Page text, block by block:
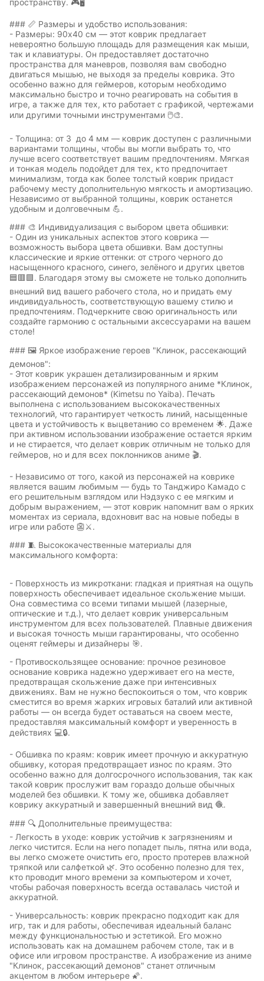
пространству. 🎮🖥️
### 📏 Размеры и удобство использования:
- Размеры: 90x40 см — этот коврик предлагает
невероятно большую площадь для размещения как мыши,
так и клавиатуры. Он предоставляет достаточно
пространства для маневров, позволяя вам свободно
двигаться мышью, не выходя за пределы коврика. Это
особенно важно для геймеров, которым необходимо
максимально быстро и точно реагировать на события в
игре, а также для тех, кто работает с графикой, чертежами
или другими точными инструментами 🖱️🎨.
- Толщина: от 3 до 4 мм — коврик доступен с различными
вариантами толщины, чтобы вы могли выбрать то, что
лучше всего соответствует вашим предпочтениям. Мягкая
и тонкая модель подойдет для тех, кто предпочитает
минимализм, тогда как более толстый коврик придаст
рабочему месту дополнительную мягкость и амортизацию.
Независимо от выбранной толщины, коврик останется
удобным и долговечным 💪.
### 🎨 Индивидуализация с выбором цвета обшивки:
- Один из уникальных аспектов этого коврика —
возможность выбора цвета обшивки. Вам доступны
классические и яркие оттенки: от строго черного до
насыщенного красного, синего, зелёного и других цветов
🟦🟥🟩. Благодаря этому вы сможете не только дополнить
внешний вид вашего рабочего стола, но и придать ему
индивидуальность, соответствующую вашему стилю и
предпочтениям. Подчеркните свою оригинальность или
создайте гармонию с остальными аксессуарами на вашем
столе!
### 🖼️ Яркое изображение героев "Клинок, рассекающий
демонов":
- Этот коврик украшен детализированным и ярким
изображением персонажей из популярного аниме *Клинок,
рассекающий демонов* (Kimetsu no Yaiba). Печать
выполнена с использованием высококачественных
технологий, что гарантирует четкость линий, насыщенные
цвета и устойчивость к выцветанию со временем 🌟. Даже
при активном использовании изображение остается ярким
и не стирается, что делает коврик отличным не только для
геймеров, но и для всех поклонников аниме 🎬.
- Независимо от того, какой из персонажей на коврике
является вашим любимым — будь то Танджиро Камадо с
его решительным взглядом или Нэдзуко с ее мягким и
добрым выражением, — этот коврик напомнит вам о ярких
моментах из сериала, вдохновит вас на новые победы в
игре или работе 👺⚔️.
### 🧵 Высококачественные материалы для
максимального комфорта:
- Поверхность из микроткани: гладкая и приятная на ощупь
поверхность обеспечивает идеальное скольжение мыши.
Она совместима со всеми типами мышей (лазерные,
оптические и т.д.), что делает коврик универсальным
инструментом для всех пользователей. Плавные движения
и высокая точность мыши гарантированы, что особенно
оценят геймеры и дизайнеры 🎯.
- Противоскользящее основание: прочное резиновое
основание коврика надежно удерживает его на месте,
предотвращая скольжение даже при интенсивных
движениях. Вам не нужно беспокоиться о том, что коврик
сместится во время жарких игровых баталий или активной
работы — он всегда будет оставаться на своем месте,
предоставляя максимальный комфорт и уверенность в
действиях 💻🔒.
- Обшивка по краям: коврик имеет прочную и аккуратную
обшивку, которая предотвращает износ по краям. Это
особенно важно для долгосрочного использования, так как
такой коврик прослужит вам гораздо дольше обычных
моделей без обшивки. К тому же, обшивка добавляет
коврику аккуратный и завершенный внешний вид 🧶.
### 🔍 Дополнительные преимущества:
- Легкость в уходе: коврик устойчив к загрязнениям и
легко чистится. Если на него попадет пыль, пятна или вода,
вы легко сможете очистить его, просто протерев влажной
тряпкой или салфеткой 🌿. Это особенно полезно для тех,
кто проводит много времени за компьютером и хочет,
чтобы рабочая поверхность всегда оставалась чистой и
аккуратной.
- Универсальность: коврик прекрасно подходит как для
игр, так и для работы, обеспечивая идеальный баланс
между функциональностью и эстетикой. Его можно
использовать как на домашнем рабочем столе, так и в
офисе или игровом пространстве. А изображение из аниме
"Клинок, рассекающий демонов" станет отличным
акцентом в любом интерьере 🌠.
Символы
года
Hot Wheels
Горячие
клавиши
Профессии
Мария
Карташева
В виде
ковра
Восточный
стиль
Кудряшка
INariArt
По мотивам
игр
CHERVONNYI
BadStory